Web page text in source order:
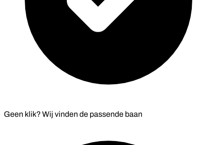
Geen klik? Wij vinden depassende baan